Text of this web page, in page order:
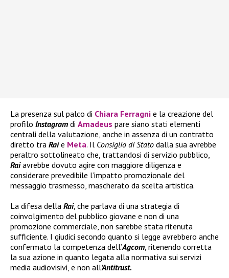
La presenza sul palco di Chiara Ferragni e la creazione del
profilo Instagram di Amadeus pare siano stati elementi
centrali della valutazione, anche in assenza di un contratto
diretto tra Raie Meta. Il Consiglio di Stato dalla sua avrebbe
peraltro sottolineato che, trattandosi di servizio pubblico,
Raiavrebbe dovuto agire con maggiore diligenza e
considerare prevedibile l’impatto promozionale del
messaggio trasmesso, mascherato da scelta artistica.
La difesa della Rai, che parlava di una strategia di
coinvolgimento del pubblico giovane e non di una
promozione commerciale, non sarebbe stata ritenuta
sufficiente. I giudici secondo quanto si legge avrebbero anche
confermato la competenza dell’Agcom , ritenendo corretta
la sua azione in quanto legata alla normativa sui servizi
media audiovisivi, e non all’Antitrust.